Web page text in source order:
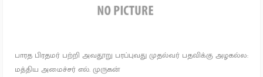
பாரத பிரதமர் பற்றி அவதூறு பரப்புவது முதல்வர் பதவிக்கு அழகல்ல:
மத்திய அமைச்சர் எல். முருகன்